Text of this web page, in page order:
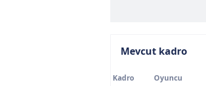
Mevcut kadro
Kadro Oyuncu